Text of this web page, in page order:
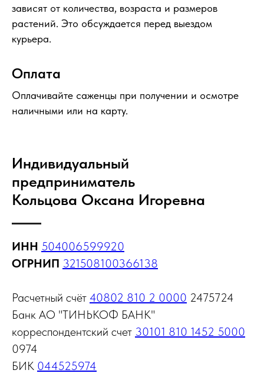
зависят от количества, возраста и размеров
растений. Это обсуждается перед выездом
курьера.
Оплата
Оплачивайте саженцы при получении и осмотре
наличными или на карту.
Индивидуальный
предприниматель
Кольцова Оксана Игоревна
ИНН 504006599920
ОГРНИП 321508100366138
Расчетный счёт 40802 810 2 0000 2475724
Банк АО "ТИНЬКОФ БАНК"
корреспондентский счет 30101 810 1452 5000
0974
БИК 044525974